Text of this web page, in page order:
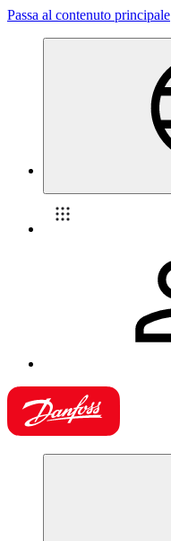
Passa al contenuto principale